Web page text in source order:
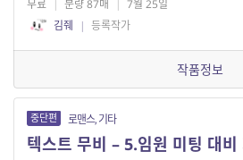
무료 | 분량 87매 | 7월 25일
김줴
| 등록작가
작품정보
중단편 로맨스, 기타